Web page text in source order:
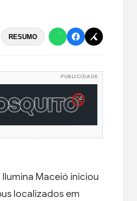
RESUMO
PUBLICIDADE
Maceió iniciou
localizados em